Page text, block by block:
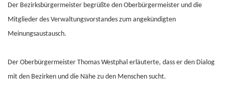
Der Bezirksbürgermeister begrüßte den Oberbürgermeister und die
Mitglieder des Verwaltungsvorstandes zum angekündigten
Meinungsaustausch.
Der Oberbürgermeister Thomas Westphal erläuterte, dass er den Dialog
mit den Bezirken und die Nähe zu den Menschen sucht.